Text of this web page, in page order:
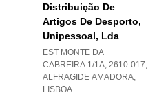
Distribuição De
Artigos De Desporto,
Unipessoal, Lda
EST MONTE DA
CABREIRA 1/1A, 2610-017,
ALFRAGIDE AMADORA,
LISBOA